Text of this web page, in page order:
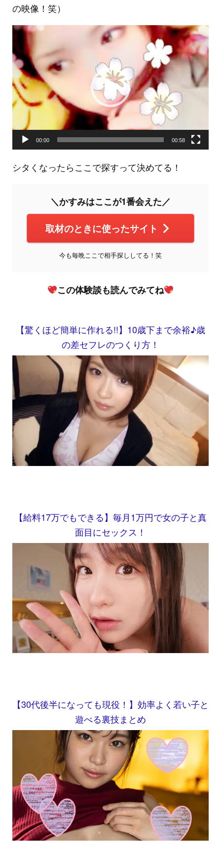
の映像！笑）
動
プ
レ
ー
ヤ
ー
00:00 00:58
シタくなったらここで探すって決めてる！
＼かすみはここが1番会えた／
取材のときに使ったサイト
今も毎晩ここで相手探ししてる！笑
この体験談も読んでみてね
【驚くほど簡単に作れる!!】10歳下まで余裕♪歳
の差セフレのつくり方！
【給料17万でもできる】毎月1万円で女の子と真
面目にセックス！
【30代後半になっても現役！】効率よく若い子と
遊べる裏技まとめ